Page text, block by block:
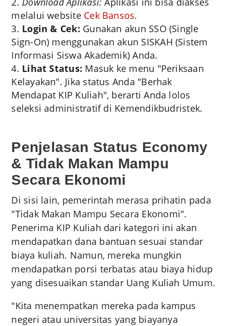
melalui website Cek Bansos.
Login & Cek: Gunakan akun SSO (Single
Sign-On) menggunakan akun SISKAH (Sistem
Informasi Siswa Akademik) Anda.
Lihat Status: Masuk ke menu "Periksaan
Kelayakan". Jika status Anda "Berhak
Mendapat KIP Kuliah", berarti Anda lolos
seleksi administratif di Kemendikbudristek.
Penjelasan Status Economy
& Tidak Makan Mampu
Secara Ekonomi
Di sisi lain, pemerintah merasa prihatin pada
"Tidak Makan Mampu Secara Ekonomi".
Penerima KIP Kuliah dari kategori ini akan
mendapatkan dana bantuan sesuai standar
biaya kuliah. Namun, mereka mungkin
mendapatkan porsi terbatas atau biaya hidup
yang disesuaikan standar Uang Kuliah Umum.
"Kita menempatkan mereka pada kampus
negeri atau universitas yang biayanya